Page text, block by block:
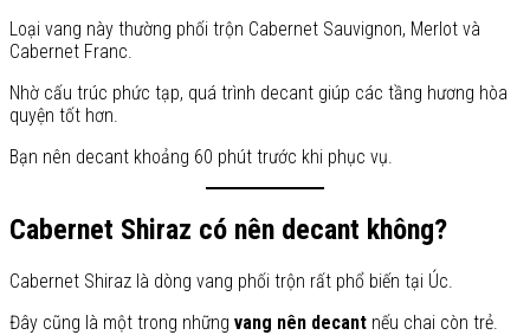
Loại vang này thường phối trộn Cabernet Sauvignon, Merlot và
Cabernet Franc.
Nhờ cấu trúc phức tạp, quá trình decant giúp các tầng hương hòa
quyện tốt hơn.
Bạn nên decant khoảng 60 phút trước khi phục vụ.
Cabernet Shiraz có nên decant không?
Cabernet Shiraz là dòng vang phối trộn rất phổ biến tại Úc.
Đây cũng là một trong những vang nên decant nếu chai còn trẻ.